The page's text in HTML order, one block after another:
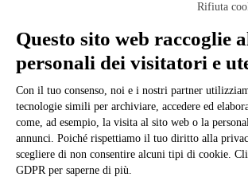
Ufficio Relazioni con il Pubblico
Obiettivi di accessibilità
Whistleblowing
Gestione consensi cookie
Amministrazione trasparente
Pagina visualizzata1486 volte
Sezione Copyright
Rifiuta
Questo sito web raccoglie
personali dei visitatori e
Con il tuo consenso, noi e i nostri partner
tecnologie simili per archiviare, accedere ed
come, ad esempio, la visita al sito web o la
annunci. Poiché rispettiamo il tuo diritto alla
scegliere di non consentire alcuni tipi di cookie.
GDPR per saperne di più.